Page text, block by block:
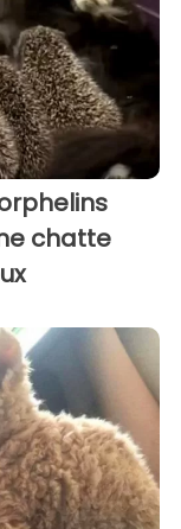
chatte